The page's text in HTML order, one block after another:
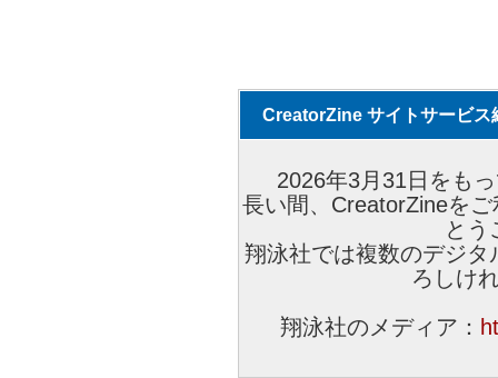
CreatorZine サイトサービス
2026年3月31日をも
長い間、CreatorZineを
とう
翔泳社では複数のデジ
ろしけ
翔泳社のメディア：